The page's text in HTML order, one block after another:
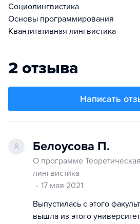
Социолингвистика
Основы программирования
Квантитативная лингвистика
2 отзыва
Написать
Белоусова П.
О программе
лингвистика
17 мая 2021
Выпустилась с этого
вышла из этого